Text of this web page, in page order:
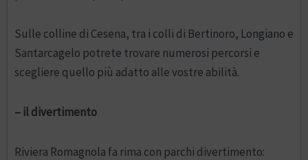
Sulle colline di Cesena, tra i colli di Bertinoro, Longiano e
Santarcagelo potrete trovare numerosi percorsi e
scegliere quello più adatto alle vostre abilità.
– il divertimento
Riviera Romagnola fa rima con parchi divertimento: